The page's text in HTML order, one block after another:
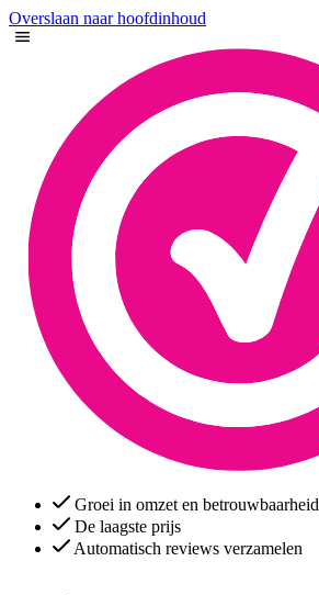
Overslaan naar hoofdinhoud
Groei in omzet en betrouwbaarheid
De laagste prijs
Automatisch reviews verzamelen